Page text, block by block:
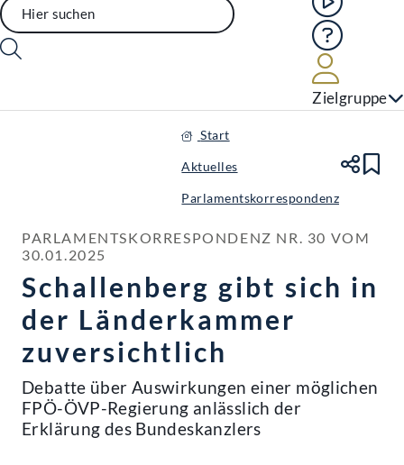
Hilfe
Zielgruppe
Start
Aktuelles
Parlamentskorrespondenz
PARLAMENTSKORRESPONDENZ NR. 30 VOM
30.01.2025
Schallenberg gibt sich in
der Länderkammer
zuversichtlich
Debatte über Auswirkungen einer möglichen
FPÖ-ÖVP-Regierung anlässlich der
Erklärung des Bundeskanzlers